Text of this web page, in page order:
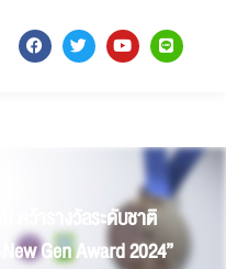
คว้ารางวัลระดับชาติ
Gen Award 2024”